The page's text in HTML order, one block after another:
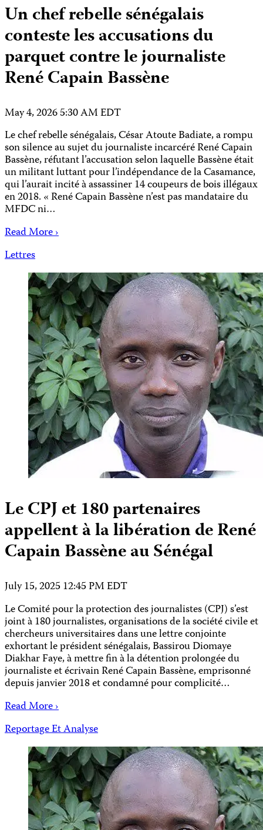
Un chef rebelle sénégalais
conteste les accusations du
parquet contre le journaliste
René Capain Bassène
May 4, 2026 5:30 AM EDT
Le chef rebelle sénégalais, César Atoute Badiate, a rompu
son silence au sujet du journaliste incarcéré René Capain
Bassène, réfutant l’accusation selon laquelle Bassène était
un militant luttant pour l’indépendance de la Casamance,
qui l’aurait incité à assassiner 14 coupeurs de bois illégaux
en 2018. « René Capain Bassène n’est pas mandataire du
MFDC ni…
Read More ›
Lettres
Le CPJ et 180 partenaires
appellent à la libération de René
Capain Bassène au Sénégal
July 15, 2025 12:45 PM EDT
Le Comité pour la protection des journalistes (CPJ) s’est
joint à 180 journalistes, organisations de la société civile et
chercheurs universitaires dans une lettre conjointe
exhortant le président sénégalais, Bassirou Diomaye
Diakhar Faye, à mettre fin à la détention prolongée du
journaliste et écrivain René Capain Bassène, emprisonné
depuis janvier 2018 et condamné pour complicité…
Read More ›
Reportage Et Analyse